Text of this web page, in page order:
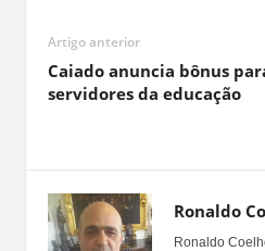
Artigo anterior
Caiado anuncia bônus
servidores da educação
Ronaldo
Ronaldo